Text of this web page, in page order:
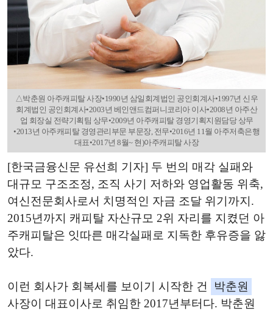
△박춘원 아주캐피탈 사장•1990년 삼일회계법인 공인회계사•1997년 신우
회계법인 공인회계사•2003년 베인앤드컴퍼니코리아 이사•2008년 아주산
업 회장실 전략기획팀 상무•2009년 아주캐피탈 경영기획지원담당 상무
•2013년 아주캐피탈 경영관리부문 부문장, 전무•2016년 11월 아주저축은행
대표•2017년 8월~ 현)아주캐피탈 사장
[한국금융신문 유선희 기자] 두 번의 매각 실패와
대규모 구조조정, 조직 사기 저하와 영업활동 위축,
여신전문회사로서 치명적인 자금 조달 위기까지.
2015년까지 캐피탈 자산규모 2위 자리를 지켰던 아
주캐피탈은 잇따른 매각실패로 지독한 후유증을 앓
았다.
이런 회사가 회복세를 보이기 시작한 건
박춘원
사장이 대표이사로 취임한 2017년부터다. 박춘원